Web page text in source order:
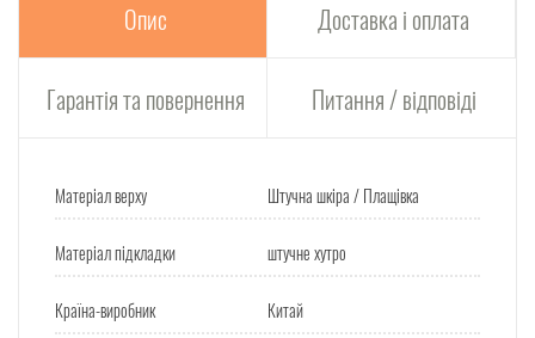
Опис Доставка і оплата
Гарантія та повернення Питання / відповіді
Матеріал верху Штучна шкіра / Плащівка
Матеріал підкладки штучне хутро
Країна-виробник Китай